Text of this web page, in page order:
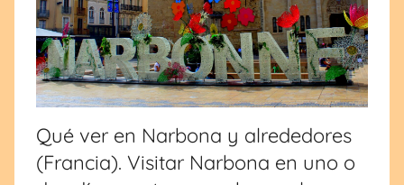
España
Europa
tradiciones.
¡Visita
blog!
Qué ver en Narbona y alrededores
(Francia). Visitar Narbona en uno o